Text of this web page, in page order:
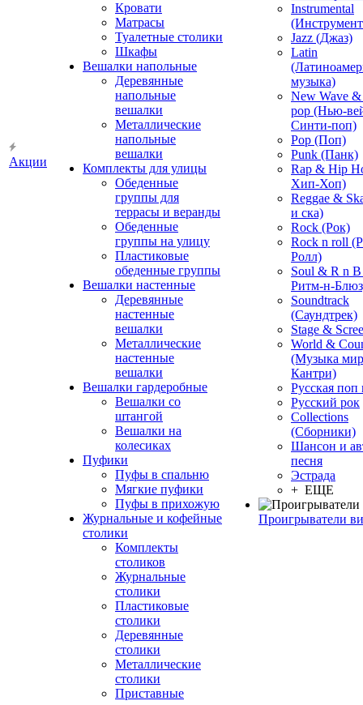
Акции
Кровати
Матрасы
Туалетные столики
Шкафы
Вешалки напольные
Деревянные
напольные
вешалки
Металлические
напольные
вешалки
Комплекты для улицы
Обеденные
группы для
террасы и веранды
Обеденные
группы на улицу
Пластиковые
обеденные группы
Вешалки настенные
Деревянные
настенные
вешалки
Металлические
настенные
вешалки
Вешалки гардеробные
Вешалки со
штангой
Вешалки на
колесиках
Пуфики
Пуфы в спальню
Мягкие пуфики
Пуфы в прихожую
Журнальные и кофейные
столики
Комплекты
столиков
Журнальные
столики
Пластиковые
столики
Деревянные
столики
Металлические
столики
Приставные
Instrumental
Jazz (Джаз)
Latin
музыка)
New Wave
pop (Нью-
Синти-поп)
Pop (Поп)
Punk (Панк)
Rap & Hip
Хип-Хоп)
Reggae &
и ска)
Rock (Рок)
Rock n roll
Ролл)
Soul & R n
Ритм-н-
Soundtrack
(Саундтрек)
Stage &
World &
(Музыка
Кантри)
Русская поп
Русский рок
Сollections
(Сборники)
Шансон и
песня
Эстрада
+ ЕЩЕ
Проигрыватели